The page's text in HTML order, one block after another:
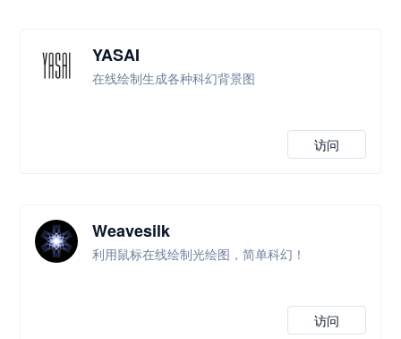
YASAI
在线绘制生成各种科幻背景图
访问
Weavesilk
利用鼠标在线绘制光绘图，简单科幻！
访问